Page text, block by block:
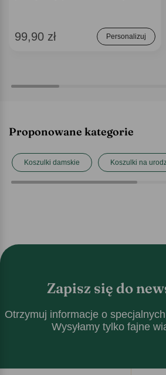
99,90 zł Personalizuj
Proponowane kategorie
Koszulki damskie Koszulki na
Zapisz się do
Otrzymuj informacje o
Wysyłamy tylko fajne